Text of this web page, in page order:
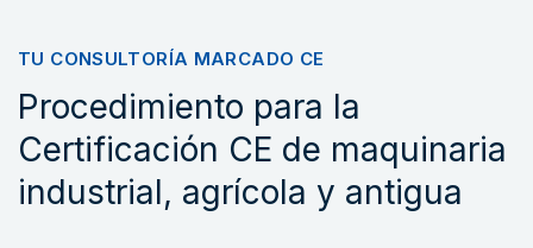
TU CONSULTORÍA MARCADO CE
Procedimiento para la
Certificación CE de maquinaria
industrial, agrícola y antigua